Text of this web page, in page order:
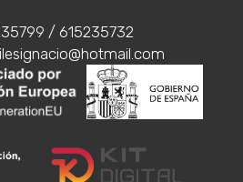
/ 615235732